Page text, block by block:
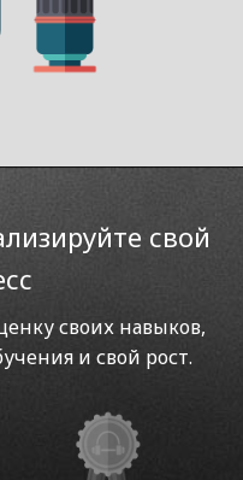
свой
своих навыков,
и свой рост.